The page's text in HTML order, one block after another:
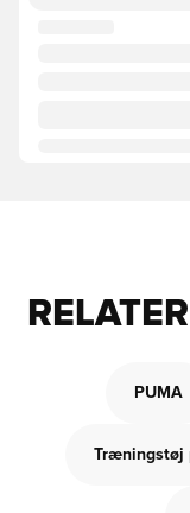
PUMA
Træningstøj